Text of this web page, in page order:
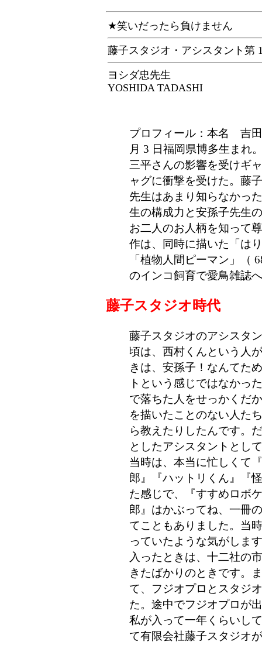
★笑いだったら負けません
藤子スタジオ・アシスタント第
ヨシダ忠先生
YOSHIDA TADASHI
プロフィール：本名 吉
月 3 日福岡県博多生まれ
三平さんの影響を受けギ
ャグに衝撃を受けた。藤
先生はあまり知らなかっ
生の構成力と安孫子先生
お二人のお人柄を知って
作は、同時に描いた「は
「植物人間ピーマン」（
のインコ飼育で愛鳥雑誌
藤子スタジオ時代
藤子スタジオのアシスタ
頃は、西村くんという人
きは、安孫子！なんてた
トという感じではなかっ
で落ちた人をせっかくだ
を描いたことのない人た
ら教えたりしたんです。
としたアシスタントとし
当時は、本当に忙しくて
郎』『ハットリくん』『
た感じで、『すすめロボ
郎』はかぶってね、一冊
てこともありました。当
っていたような気がしま
入ったときは、十二社の
きたばかりのときです。
て、フジオプロとスタジ
た。途中でフジオプロが
私が入って一年くらいし
て有限会社藤子スタジオ